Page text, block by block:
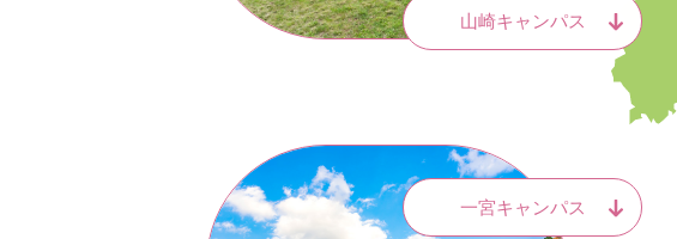
一宮キャンパス
山崎キャンパス